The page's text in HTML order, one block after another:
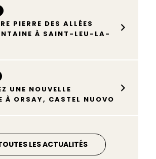
PIERRE DES ALLÉES
À SAINT-LEU-LA-
UNE NOUVELLE
À ORSAY, CASTEL NUOVO
LES ACTUALITÉS